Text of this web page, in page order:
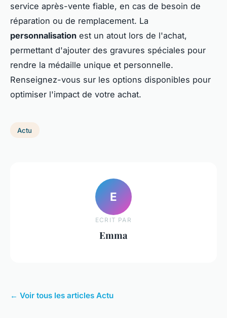
service après-vente fiable, en cas de besoin de
réparation ou de remplacement. La
personnalisation est un atout lors de l'achat,
permettant d'ajouter des gravures spéciales pour
rendre la médaille unique et personnelle.
Renseignez-vous sur les options disponibles pour
optimiser l'impact de votre achat.
Actu
E
ECRIT PAR
Emma
← Voir tous les articles Actu